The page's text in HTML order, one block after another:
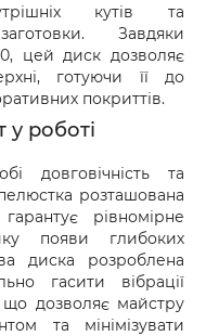
служби
кутів та
Завдяки
цей диск дозволяє
готуючи її до
покриттів.
у роботі
довговічність та
розташована
рівномірне
появи глибоких
диска розроблена
гасити вібрації
що дозволяє майстру
та мінімізувати